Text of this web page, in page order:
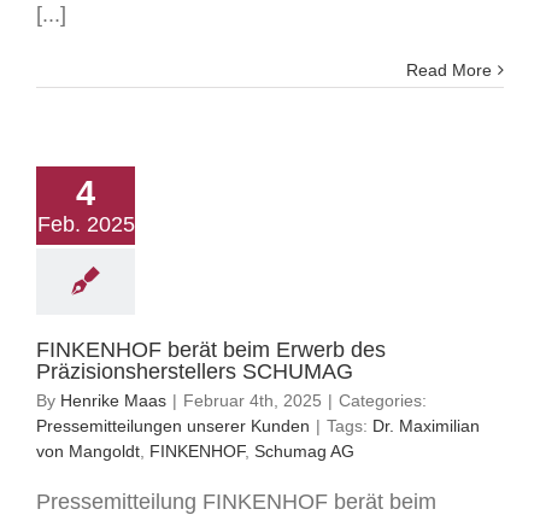
[...]
Read More
4
Feb. 2025
FINKENHOF berät beim Erwerb des
Präzisionsherstellers SCHUMAG
By Henrike Maas | Februar 4th, 2025 | Categories:
Pressemitteilungen unserer Kunden | Tags: Dr. Maximilian
von Mangoldt FINKENHOF, Schumag AG
Pressemitteilung FINKENHOF berät beim